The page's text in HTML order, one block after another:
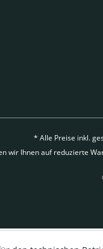
* Alle Preise inkl.
wir Ihnen auf reduzierte